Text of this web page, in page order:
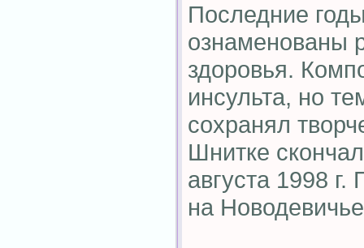
Последние
ознаменованы
здоровья.
инсульта, но
сохранял
Шнитке
августа 1998
на